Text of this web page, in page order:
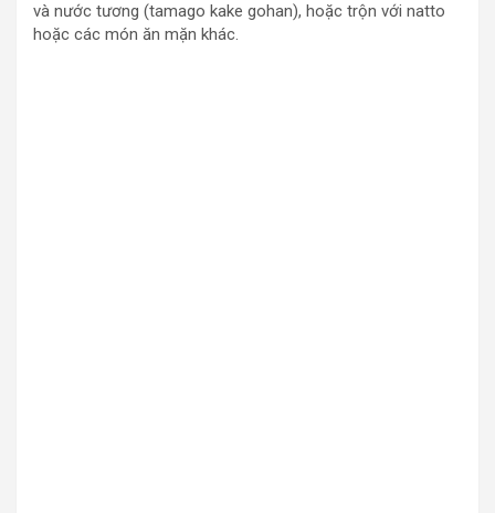
và nước tương (tamago kake gohan), hoặc trộn với natto
hoặc các món ăn mặn khác.